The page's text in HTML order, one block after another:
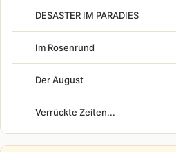
DESASTER IM PARADIES
Im Rosenrund
Der August
Verrückte Zeiten...